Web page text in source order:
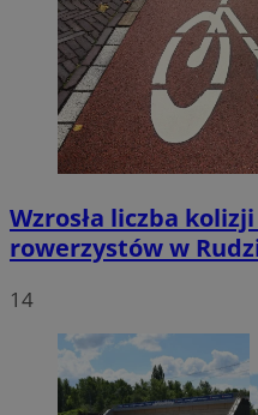
Wzrosła liczba
rowerzystów w
14